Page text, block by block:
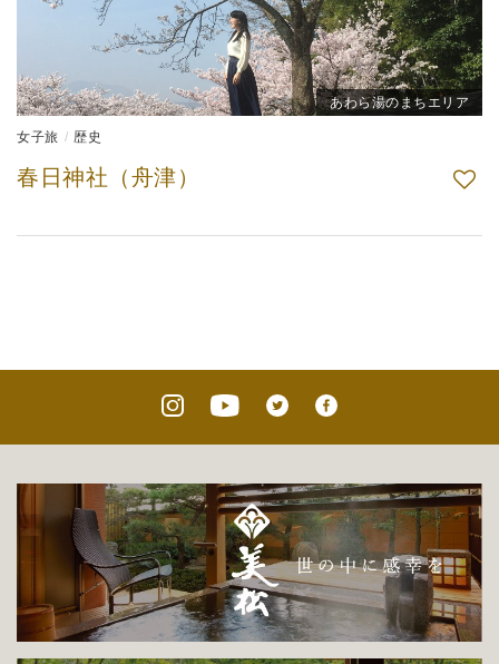
あわら湯のまちエリア
女子旅 歴史
春日神社（舟津）